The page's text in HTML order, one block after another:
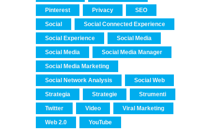
Pinterest Privacy SEO
Social Social Connected Experience
Social Experience Social Media
Social Media Social Media Manager
Social Media Marketing
Social Network Analysis Social Web
Strategia Strategie Strumenti
Twitter Video Viral Marketing
Web 2.0 YouTube